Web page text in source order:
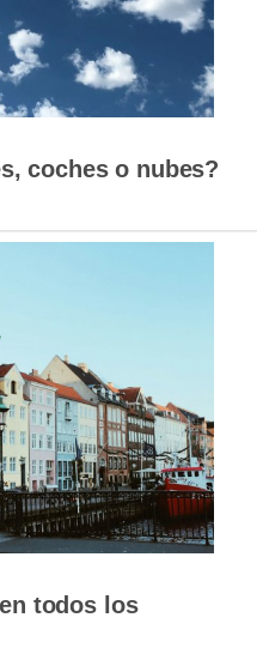
coches o nubes?
todos los